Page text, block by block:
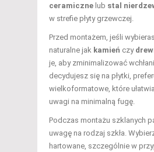
ceramiczne lub stal
w strefie płyty grzewczej.
Przed montażem, jeśli
naturalne jak kamień czy
je, aby zminimalizować
decydujesz się na płytki,
wielkoformatowe, które
uwagi na minimalną fugę.
Podczas montażu szklanych
uwagę na rodzaj szkła.
hartowane, szczególnie w